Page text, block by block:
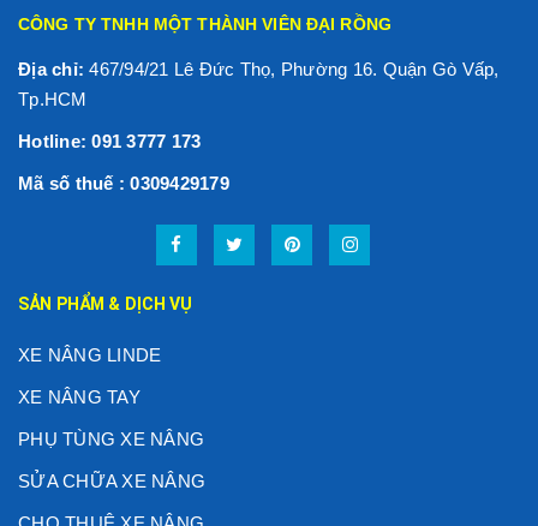
CÔNG TY TNHH MỘT THÀNH VIÊN ĐẠI RỒNG
Địa chỉ:467/94/21 Lê Đức Thọ, Phường 16. Quận Gò Vấp,
Tp.HCM
Hotline: 091 3777 173
Mã số thuế : 0309429179
SẢN PHẨM & DỊCH VỤ
XE NÂNG LINDE
XE NÂNG TAY
PHỤ TÙNG XE NÂNG
SỬA CHỮA XE NÂNG